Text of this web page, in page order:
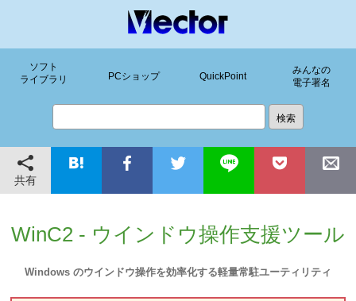
ソフト
ライブラリ
PCショップ QuickPoint
みんなの
電子署名
共有
WinC2 - ウインドウ操作支援ツール
Windows のウインドウ操作を効率化する軽量常駐ユーティリティ